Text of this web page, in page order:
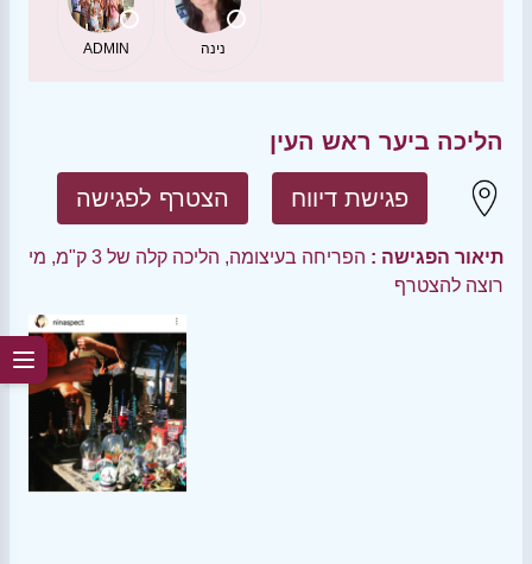
ADMIN נינה
הליכה ביער ראש העין
הצטרף לפגישה פגישת דיווח
תיאור הפגישה :
הפריחה בעיצומה, הליכה קלה של 3 ק"מ, מי
רוצה להצטרף